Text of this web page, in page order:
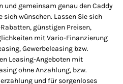
gemeinsam genau den Caddy
wünschen. Lassen Sie sich
günstigen Preisen,
mit Vario-Finanzierung
Gewerbeleasing bzw.
Leasing-Angeboten mit
ohne Anzahlung, bzw.
und für sorgenloses